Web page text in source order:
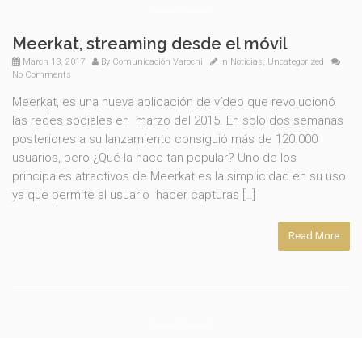
Meerkat, streaming desde el móvil
March 13, 2017 By Comunicación Varochi In Noticias, Uncategorized
No Comments
Meerkat, es una nueva aplicación de vídeo que revolucionó
las redes sociales en marzo del 2015. En solo dos semanas
posteriores a su lanzamiento consiguió más de 120.000
usuarios, pero ¿Qué la hace tan popular? Uno de los
principales atractivos de Meerkat es la simplicidad en su uso
ya que permite al usuario hacer capturas […]
Read More